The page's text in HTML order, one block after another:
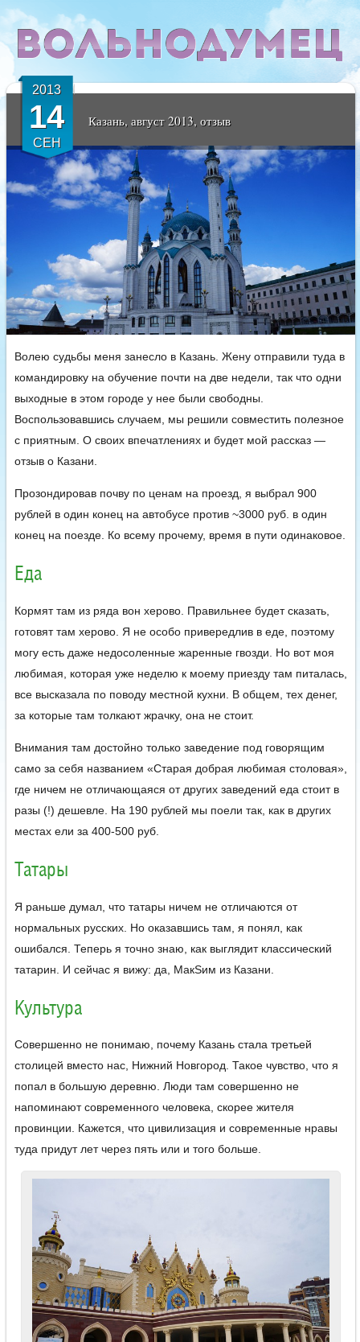
2013
14
СЕН
Казань, август 2013, отзыв
Волею судьбы меня занесло в Казань. Жену отправили туда в
командировку на обучение почти на две недели, так что одни
выходные в этом городе у нее были свободны.
Воспользовавшись случаем, мы решили совместить полезное
с приятным. О своих впечатлениях и будет мой рассказ —
отзыв о Казани.
Прозондировав почву по ценам на проезд, я выбрал 900
рублей в один конец на автобусе против ~3000 руб. в один
конец на поезде. Ко всему прочему, время в пути одинаковое.
Еда
Кормят там из ряда вон херово. Правильнее будет сказать,
готовят там херово. Я не особо привередлив в еде, поэтому
могу есть даже недосоленные жаренные гвозди. Но вот моя
любимая, которая уже неделю к моему приезду там питалась,
все высказала по поводу местной кухни. В общем, тех денег,
за которые там толкают жрачку, она не стоит.
Внимания там достойно только заведение под говорящим
само за себя названием «Старая добрая любимая столовая»,
где ничем не отличающаяся от других заведений еда стоит в
разы (!) дешевле. На 190 рублей мы поели так, как в других
местах ели за 400-500 руб.
Татары
Я раньше думал, что татары ничем не отличаются от
нормальных русских. Но оказавшись там, я понял, как
ошибался. Теперь я точно знаю, как выглядит классический
татарин. И сейчас я вижу: да, МакSим из Казани.
Культура
Совершенно не понимаю, почему Казань стала третьей
столицей вместо нас, Нижний Новгород. Такое чувство, что я
попал в большую деревню. Люди там совершенно не
напоминают современного человека, скорее жителя
провинции. Кажется, что цивилизация и современные нравы
туда придут лет через пять или и того больше.